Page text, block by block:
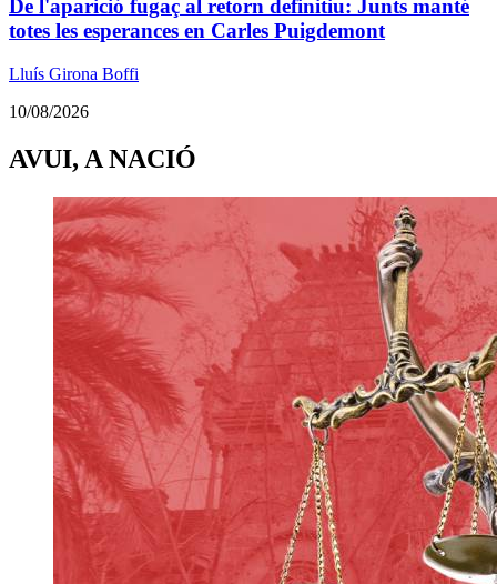
De l'aparició fugaç al retorn definitiu: Junts manté
totes les esperances en Carles Puigdemont
Lluís Girona Boffi
10/08/2026
AVUI, A NACIÓ